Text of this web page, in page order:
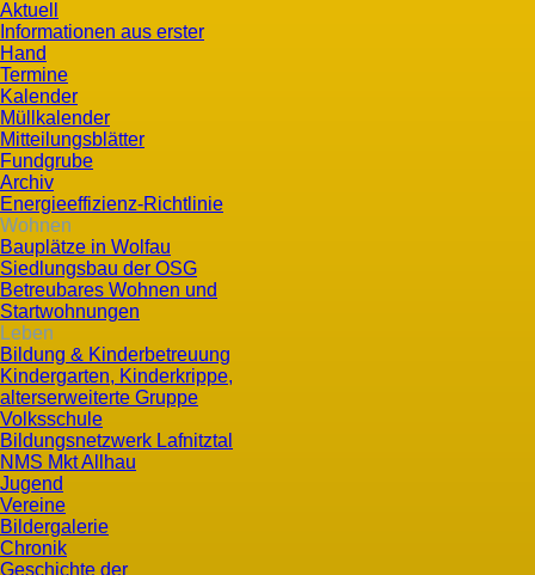
Aktuell
Informationen aus erster
Hand
Termine
Kalender
Müllkalender
Mitteilungsblätter
Fundgrube
Archiv
Energieeffizienz-Richtlinie
Wohnen
Bauplätze in Wolfau
Siedlungsbau der OSG
Betreubares Wohnen und
Startwohnungen
Leben
Bildung & Kinderbetreuung
Kindergarten, Kinderkrippe,
alterserweiterte Gruppe
Volksschule
Bildungsnetzwerk Lafnitztal
NMS Mkt Allhau
Jugend
Vereine
Bildergalerie
Chronik
Geschichte der